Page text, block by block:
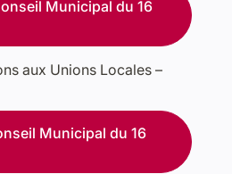
Municipal du 16
aux Unions Locales –
Municipal du 16